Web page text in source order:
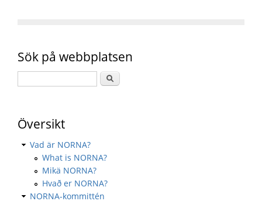
Sök på webbplatsen
Översikt
Vad är NORNA?
What is NORNA?
Mikä NORNA?
Hvað er NORNA?
NORNA-kommittén